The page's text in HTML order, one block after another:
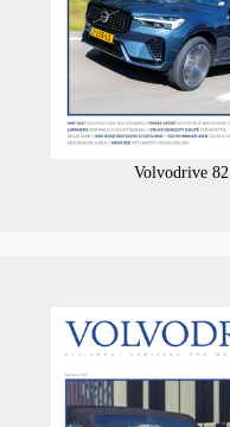
Volvodrive 82